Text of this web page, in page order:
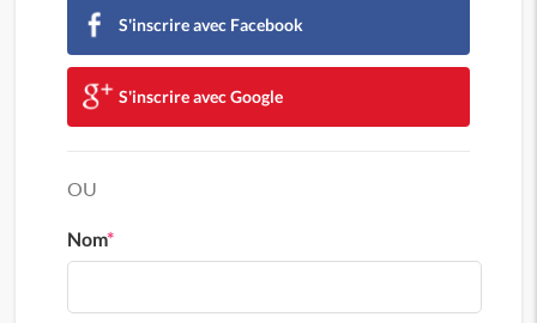
S'inscrire avec Facebook
S'inscrire avec Google
OU
Nom*